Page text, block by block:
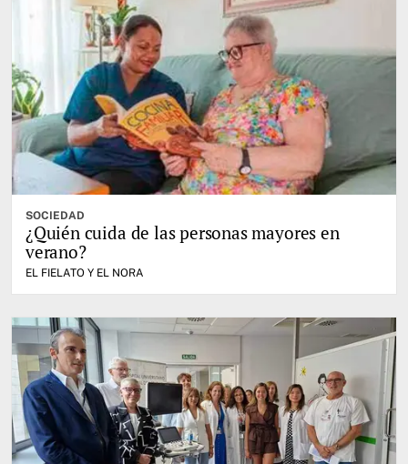
SOCIEDAD
¿Quién cuida de las personas mayores en
verano?
EL FIELATO Y EL NORA